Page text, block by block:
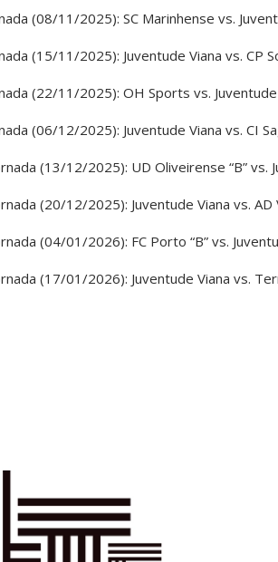
(08/11/2025): SC Marinhense vs.
(15/11/2025): Juventude Viana vs. CP
(22/11/2025): OH Sports vs. Juventude
(06/12/2025): Juventude Viana vs. CI
(13/12/2025): UD Oliveirense “B” vs.
(20/12/2025): Juventude Viana vs. AD
(04/01/2026): FC Porto “B” vs.
(17/01/2026): Juventude Viana vs.